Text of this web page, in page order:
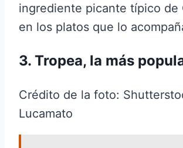
ingrediente picante típico de
en los platos que lo
3. Tropea, la más
Crédito de la foto:
Lucamato